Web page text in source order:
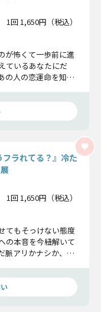
1回 1,650円（税込）
が怖くて一歩前に進
ているあなたにだ
の人の恋運命を知
ラれてる？』冷た
1回 1,650円（税込）
てもそっけない態度
の本音を今紐解いて
脈アリかナシか、今